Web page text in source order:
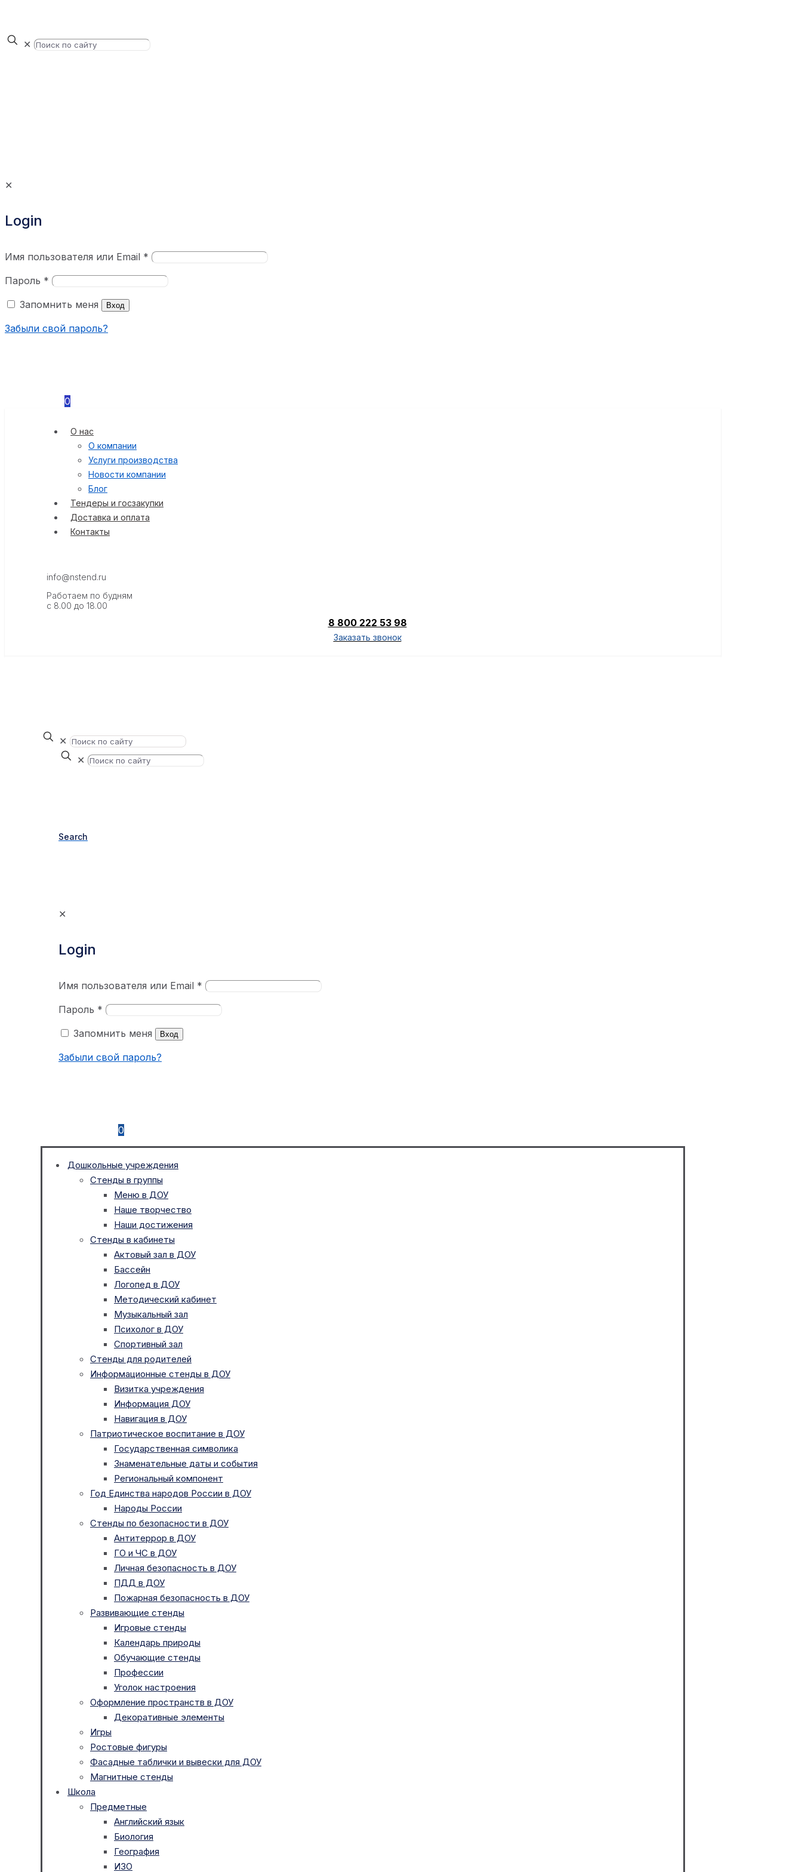
✕
✕
Login
Имя пользователя или Email *
Пароль *
Запомнить меня
Вход
Забыли свой пароль?
0
О нас
О компании
Услуги производства
Новости компании
Блог
Тендеры и госзакупки
Доставка и оплата
Контакты
info@nstend.ru
Работаем по будням
с 8.00 до 18.00
8 800 222 53 98
Заказать звонок
✕
✕
Search
✕
Login
Имя пользователя или Email *
Пароль *
Запомнить меня
Вход
Забыли свой пароль?
0
Дошкольные учреждения
Стенды в группы
Меню в ДОУ
Наше творчество
Наши достижения
Стенды в кабинеты
Актовый зал в ДОУ
Бассейн
Логопед в ДОУ
Методический кабинет
Музыкальный зал
Психолог в ДОУ
Спортивный зал
Стенды для родителей
Информационные стенды в ДОУ
Визитка учреждения
Информация ДОУ
Навигация в ДОУ
Патриотическое воспитание в ДОУ
Государственная символика
Знаменательные даты и события
Региональный компонент
Год Единства народов России в ДОУ
Народы России
Стенды по безопасности в ДОУ
Антитеррор в ДОУ
ГО и ЧС в ДОУ
Личная безопасность в ДОУ
ПДД в ДОУ
Пожарная безопасность в ДОУ
Развивающие стенды
Игровые стенды
Календарь природы
Обучающие стенды
Профессии
Уголок настроения
Оформление пространств в ДОУ
Декоративные элементы
Игры
Ростовые фигуры
Фасадные таблички и вывески для ДОУ
Магнитные стенды
Школа
Предметные
Английский язык
Биология
География
ИЗО